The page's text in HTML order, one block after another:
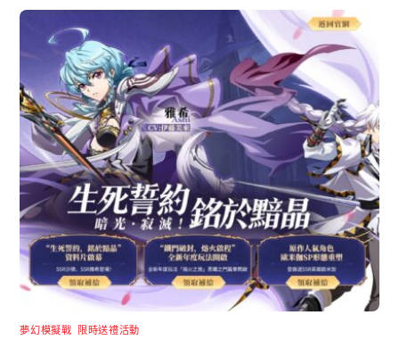
夢幻模擬戰 限時送禮活動